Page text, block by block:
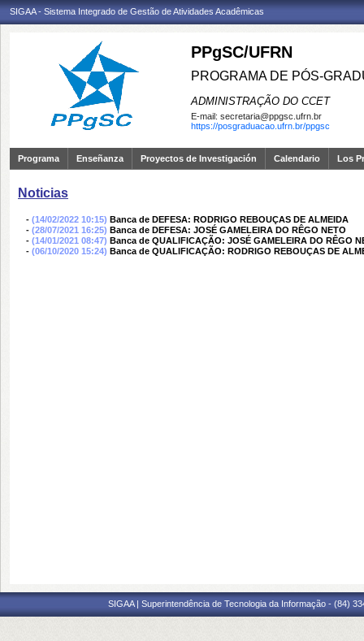
SIGAA - Sistema Integrado de Gestão de Atividades Acadêmicas
PPgSC/UFRN
PROGRAMA DE PÓS-
ADMINISTRAÇÃO DO CCET
E-mail: secretaria@ppgsc.ufrn.br
https://posgraduacao.ufrn.br/ppgsc
Programa Enseñanza Proyectos de Investigación Calendario Los
Noticias
- (14/02/2022 10:15) Banca de DEFESA: RODRIGO REBOUÇAS DE ALMEIDA
- (28/07/2021 16:25) Banca de DEFESA: JOSÉ GAMELEIRA DO RÊGO NETO
- (14/01/2021 08:47) Banca de QUALIFICAÇÃO: JOSÉ GAMELEIRA DO RÊGO
- (06/10/2020 15:24) Banca de QUALIFICAÇÃO: RODRIGO REBOUÇAS DE
SIGAA | Superintendência de Tecnologia da Informação - (84)